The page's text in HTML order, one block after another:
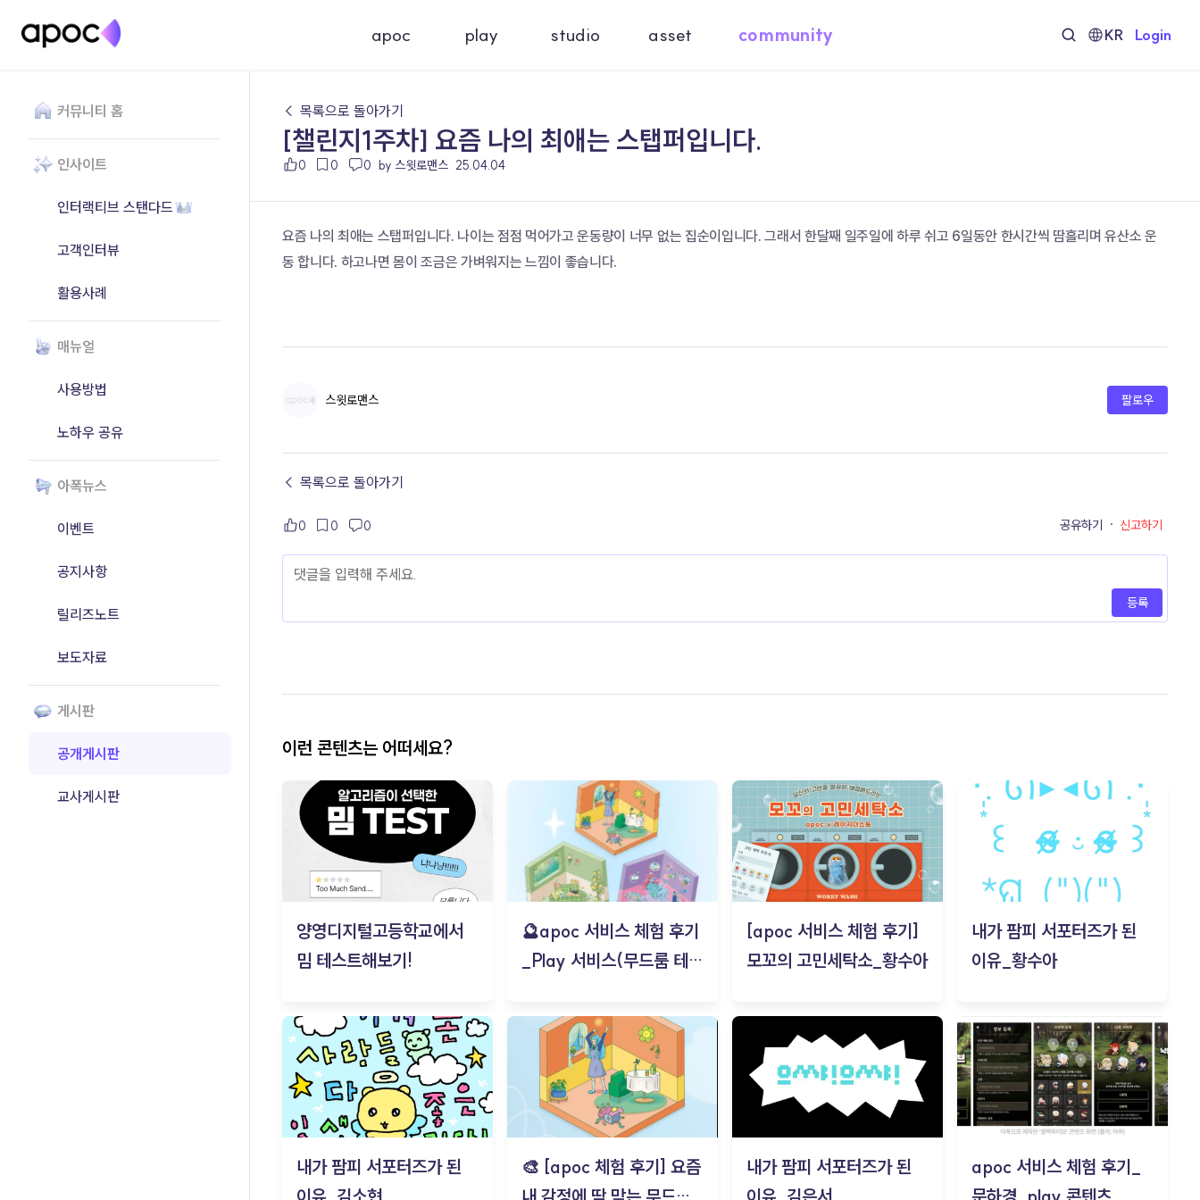
apoc play studio asset community KR Login
커뮤니티 홈
인사이트
인터랙티브 스탠다드
고객인터뷰
활용사례
매뉴얼
사용방법
노하우 공유
아폭뉴스
이벤트
공지사항
릴리즈노트
보도자료
게시판
공개게시판
교사게시판
← 목록으로 돌아가기
[챌린지1주차] 요즘 나의 최애는 스탭퍼입니다.
0 0 0 by 스윗로맨스 25.04.04
요즘 나의 최애는 스탭퍼입니다. 나이는 점점 먹어가고 운동량이 너무 없는 집순이입니다. 그래서 한달째 일주일에 하루 쉬고 6일동안 한시간씩 땀흘리며 유산소 운
동 합니다. 하고나면 몸이 조금은 가벼워지는 느낌이 좋습니다.
스윗로맨스 팔로우
← 목록으로 돌아가기
0 0 0 공유하기 · 신고하기
등록
이런 콘텐츠는 어떠세요?
양영디지털고등학교에서
밈 테스트해보기!
🔮apoc 서비스 체험 후기
_Play 서비스(무드룸 테스
[apoc 서비스 체험 후기]
모꼬의 고민세탁소_황수아
내가 팜피 서포터즈가 된
이유_황수아
내가 팜피 서포터즈가 된
🎨 [apoc 체험 후기] 요즘
내가 팜피 서포터즈가 된
apoc 서비스 체험 후기_